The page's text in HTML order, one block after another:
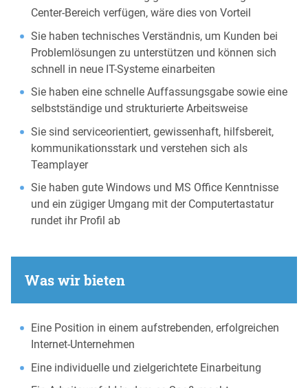
Center-Bereich verfügen, wäre dies von Vorteil
Sie haben technisches Verständnis, um Kunden bei
Problemlösungen zu unterstützen und können sich
schnell in neue IT-Systeme einarbeiten
Sie haben eine schnelle Auffassungsgabe sowie eine
selbstständige und strukturierte Arbeitsweise
Sie sind serviceorientiert, gewissenhaft, hilfsbereit,
kommunikationsstark und verstehen sich als
Teamplayer
Sie haben gute Windows und MS Office Kenntnisse
und ein zügiger Umgang mit der Computertastatur
rundet ihr Profil ab
Was wir bieten
Eine Position in einem aufstrebenden, erfolgreichen
Internet-Unternehmen
Eine individuelle und zielgerichtete Einarbeitung